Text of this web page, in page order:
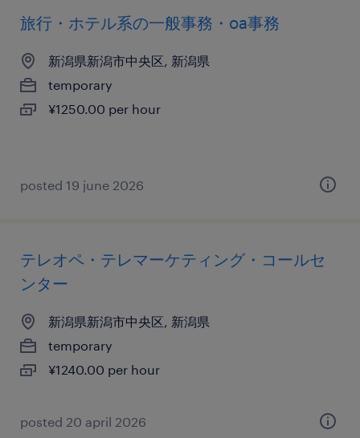
旅行・ホテル系の一般事務・oa事務
新潟県新潟市中央区, 新潟県
temporary
¥1250.00 per hour
posted 19 june 2026
テレオペ・テレマーケティング・コールセ
ンター
新潟県新潟市中央区, 新潟県
temporary
¥1240.00 per hour
posted 20 april 2026